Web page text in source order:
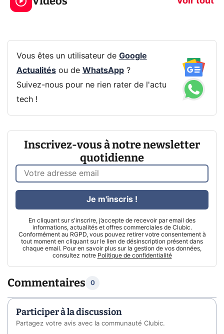
Vous êtes un utilisateur de Google
Actualitésou de WhatsApp?
Suivez-nous pour ne rien rater de l'actu
tech !
Inscrivez-vous à notre newsletter
quotidienne
En cliquant sur s'inscrire, j’accepte de recevoir par email des
informations, actualités et offres commerciales de Clubic.
Conformément au RGPD, vous pouvez retirer votre consentement à
tout moment en cliquant sur le lien de désinscription présent dans
chaque email. Pour en savoir plus sur la gestion de vos données,
consultez notre Politique de confidentialité
Je m'inscris !
Commentaires 0
Participer à la discussion
Partagez votre avis avec la communauté Clubic.